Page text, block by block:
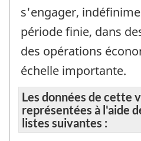
s'engager,
période finie, dans
des opérations
échelle importante.
Les données de cette
représentées à l'aide
listes suivantes :